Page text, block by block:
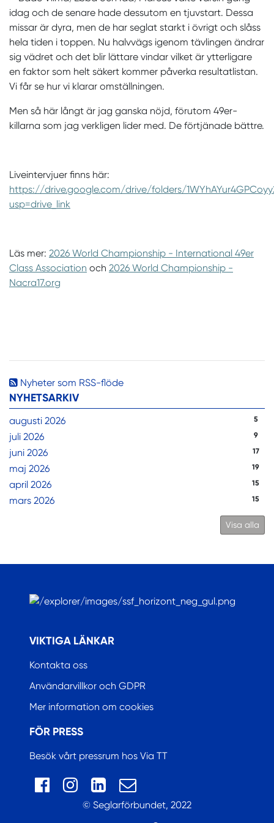
Nyheter som RSS-flöde
NYHETSARKIV
augusti 2026 5
juli 2026 9
juni 2026 17
maj 2026 19
april 2026 15
mars 2026 15
Visa alla
idag och de senare hade dessutom en tjuvstart. Dessa
missar är dyra, men de har seglat starkt i övrigt och slåss
hela tiden i toppen. Nu halvvägs igenom tävlingen ändrar
sig vädret och det blir lättare vindar vilket är ytterligare
en faktor som helt säkert kommer påverka resultatlistan.
Vi får se hur vi klarar omställningen.
Men så här långt är jag ganska nöjd, förutom 49er-
killarna som jag verkligen lider med. De förtjänade bättre.
Liveintervjuer finns här:
https://drive.google.com/drive/folders/
usp=drive_link
Läs mer: 2026 World Championship - International 49er
Class Association och 2026 World Championship -
Nacra17.org
VIKTIGA LÄNKAR
Kontakta oss
Användarvillkor och GDPR
Mer information om cookies
FÖR PRESS
Besök vårt pressrum hos Via TT
© Seglarförbundet, 2022